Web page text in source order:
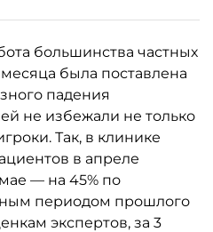
большинства частных
была поставлена
падения
не избежали не только
Так, в клинике
в апреле
— на 45% по
периодом прошлого
экспертов, за 3